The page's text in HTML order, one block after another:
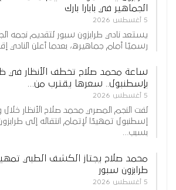
الجماهير في بابارا بارك
5 أغسطس 2026
يستعد نادي طرابزون سبور لتقديم نجمه
رسميًا أمام جماهيره، بعدما أعلن النادي
ساعة محمد صلاح تخطف الأنظار في
بإسطنبول.. سعرها يقترب من…
5 أغسطس 2026
لفت النجم المصري محمد صلاح الأنظار
إسطنبول تمهيدًا لإتمام انتقاله إلى
بسبب…
محمد صلاح يجتاز الكشف الطبي
طرابزون سبور
5 أغسطس 2026